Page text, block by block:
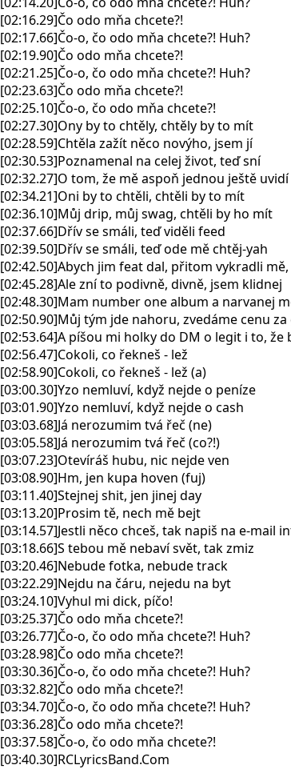
[02:16.29]Čo odo mňa chcete?!
[02:17.66]Čo-o, čo odo mňa chcete?! Huh?
[02:19.90]Čo odo mňa chcete?!
[02:21.25]Čo-o, čo odo mňa chcete?! Huh?
[02:23.63]Čo odo mňa chcete?!
[02:25.10]Čo-o, čo odo mňa chcete?!
[02:27.30]Ony by to chtěly, chtěly by to mít
[02:28.59]Chtěla zažít něco novýho, jsem jí
[02:30.53]Poznamenal na celej život, teď sní
[02:32.27]O tom, že mě aspoň jednou ještě uvidí
[02:34.21]Oni by to chtěli, chtěli by to mít
[02:36.10]Můj drip, můj swag, chtěli by ho mít
[02:37.66]Dřív se smáli, teď viděli feed
[02:39.50]Dřív se smáli, teď ode mě chtěj-yah
[02:42.50]Abych jim feat dal, přitom vykradli
[02:45.28]Ale zní to podivně, divně, jsem klidnej
[02:48.30]Mam number one album a narvanej
[02:50.90]Můj tým jde nahoru, zvedáme cenu
[02:53.64]A píšou mi holky do DM o legit i to,
[02:56.47]Cokoli, co řekneš - lež
[02:58.90]Cokoli, co řekneš - lež (a)
[03:00.30]Yzo nemluví, když nejde o peníze
[03:01.90]Yzo nemluví, když nejde o cash
[03:03.68]Já nerozumim tvá řeč (ne)
[03:05.58]Já nerozumim tvá řeč (co?!)
[03:07.23]Otevíráš hubu, nic nejde ven
[03:08.90]Hm, jen kupa hoven (fuj)
[03:11.40]Stejnej shit, jen jinej day
[03:13.20]Prosim tě, nech mě bejt
[03:14.57]Jestli něco chceš, tak napiš na e-mail
[03:18.66]S tebou mě nebaví svět, tak zmiz
[03:20.46]Nebude fotka, nebude track
[03:22.29]Nejdu na čáru, nejedu na byt
[03:24.10]Vyhul mi dick, píčo!
[03:25.37]Čo odo mňa chcete?!
[03:26.77]Čo-o, čo odo mňa chcete?! Huh?
[03:28.98]Čo odo mňa chcete?!
[03:30.36]Čo-o, čo odo mňa chcete?! Huh?
[03:32.82]Čo odo mňa chcete?!
[03:34.70]Čo-o, čo odo mňa chcete?! Huh?
[03:36.28]Čo odo mňa chcete?!
[03:37.58]Čo-o, čo odo mňa chcete?!
[03:40.30]RCLyricsBand.Com